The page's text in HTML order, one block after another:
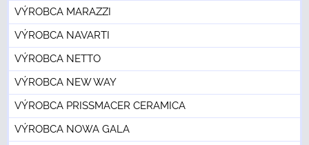
VÝROBCA MARAZZI
VÝROBCA NAVARTI
VÝROBCA NETTO
VÝROBCA NEW WAY
VÝROBCA PRISSMACER CERAMICA
VÝROBCA NOWA GALA